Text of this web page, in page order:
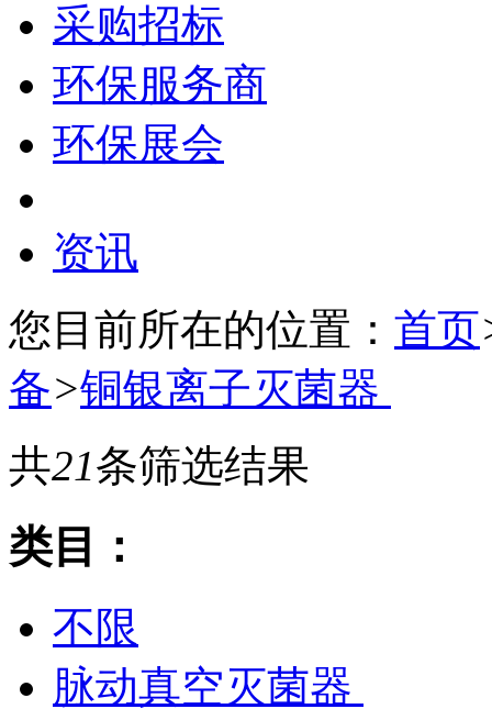
采购招标
环保服务商
环保展会
资讯
您目前所在的位置： 首页
备>铜银离子灭菌器
共21条筛选结果
类目：
不限
脉动真空灭菌器